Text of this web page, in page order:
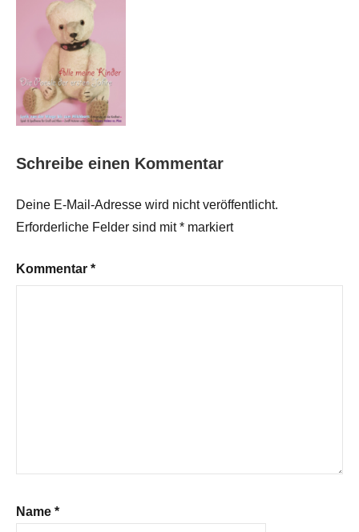
Schreibe einen Kommentar
Deine E-Mail-Adresse wird nicht veröffentlicht.
Erforderliche Felder sind mit* markiert
Kommentar *
Name *